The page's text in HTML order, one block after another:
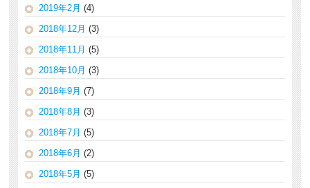
2019年2月 (4)
2018年12月 (3)
2018年11月 (5)
2018年10月 (3)
2018年9月 (7)
2018年8月 (3)
2018年7月 (5)
2018年6月 (2)
2018年5月 (5)